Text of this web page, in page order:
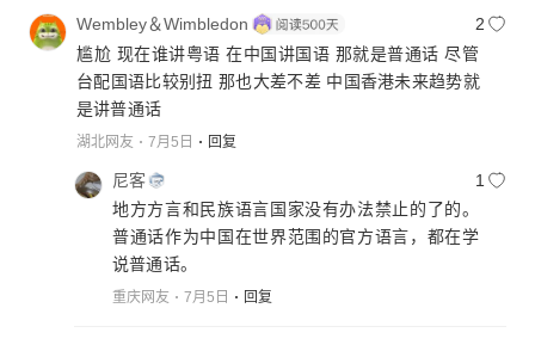
Wembley＆Wimbledon
2
尴尬 现在谁讲粤语 在中国讲国语 那就是普通话 尽管
台配国语比较别扭 那也大差不差 中国香港未来趋势就
是讲普通话
湖北网友 7月5日 回复
尼客
1
地方方言和民族语言国家没有办法禁止的了的。
普通话作为中国在世界范围的官方语言，都在学
说普通话。
重庆网友 7月5日 回复